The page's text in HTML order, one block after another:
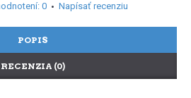
0 • Napísať recenziu
POPIS
RECENZIA (0)